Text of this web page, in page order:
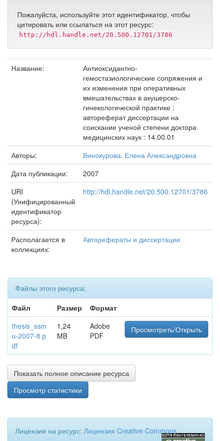
Пожалуйста, используйте этот идентификатор, чтобы
цитировать или ссылаться на этот ресурс:
http://hdl.handle.net/20.500.12701/3786
Название:
Антиоксидантно-
гемостазиологические сопряжения и
их изменения при оперативных
вмешательствах в акушерско-
гинекологической практике :
автореферат диссертации на
соискание ученой степени доктора
медицинских наук : 14.00.01
Авторы:
Винокурова, Елена Александровна
Дата публикации:
2007
URI
(Унифицированный
идентификатор
ресурса):
http://hdl.handle.net/20.500.12701/3786
Располагается в
коллекциях:
Авторефераты и диссертации
Файлы этого ресурса:
Файл
Размер
Формат
thesis_ssm
u-2007-8.p
df
1,24
MB
Adobe
PDF
Просмотреть/Открыть
Показать полное описание ресурса
Просмотр статистики
Лицензия на ресурс: Лицензия Creative Commons